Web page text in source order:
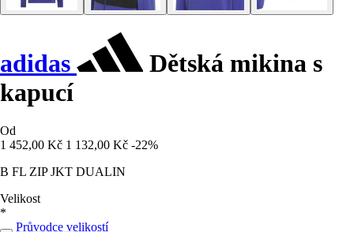
adidas
Dětská mikina s
kapucí
Od
1 452,00 Kč 1 132,00 Kč -22%
B FL ZIP JKT DUALIN
Velikost
*
Průvodce velikostí